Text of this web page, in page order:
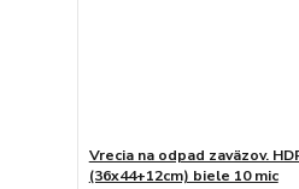
Vrecia na odpad zaväzov.
(36x44+12cm) biele 10 mic